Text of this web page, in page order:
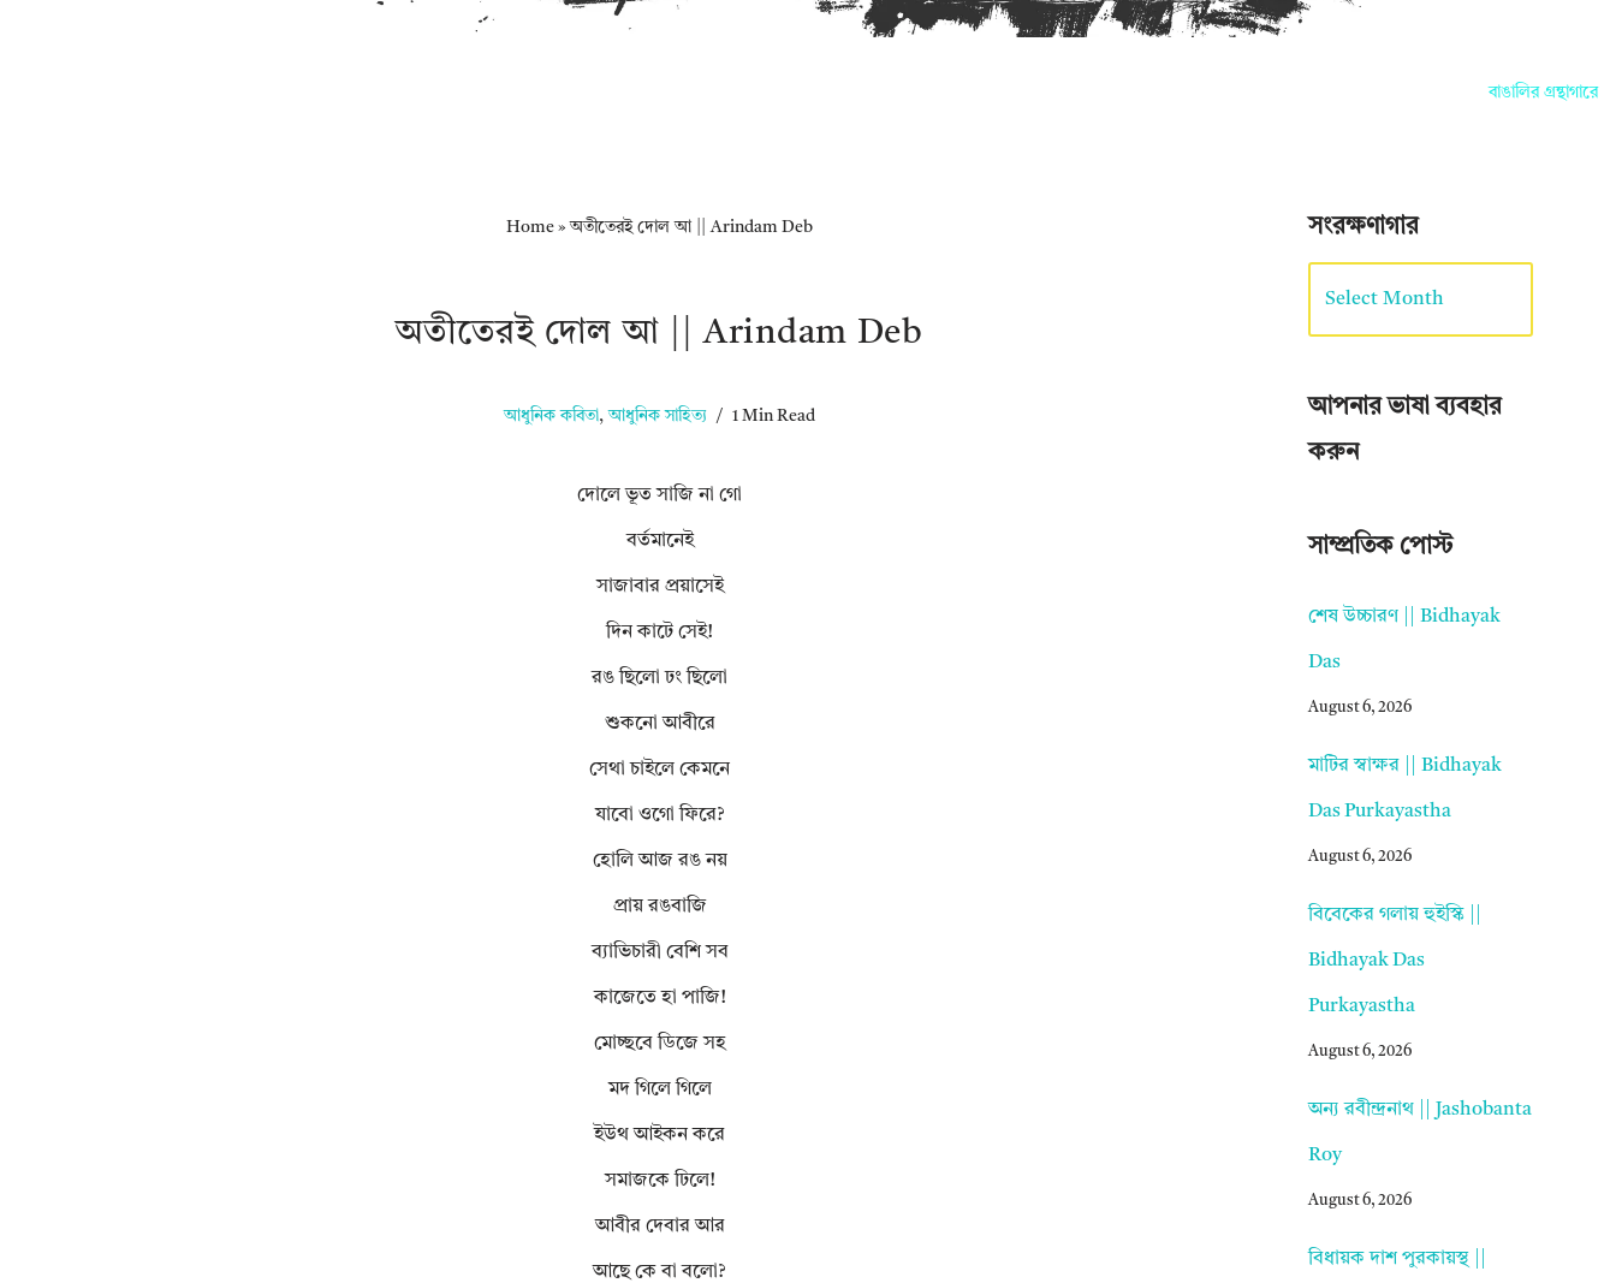
বাঙালির গ্রন্থাগারে
Home »অতীতেরই দোল আ || Arindam Deb
অতীতেরই দোল আ || Arindam Deb
আধুনিক কবিতা,আধুনিক সাহিত্য 1 Min Read
দোলে ভূত সাজি না গো
বর্তমানেই
সাজাবার প্রয়াসেই
দিন কাটে সেই!
রঙ ছিলো ঢং ছিলো
শুকনো আবীরে
সেথা চাইলে কেমনে
যাবো ওগো ফিরে?
হোলি আজ রঙ নয়
প্রায় রঙবাজি
ব্যাভিচারী বেশি সব
কাজেতে হা পাজি!
মোচ্ছবে ডিজে সহ
মদ গিলে গিলে
ইউথ আইকন করে
সমাজকে ঢিলে!
আবীর দেবার আর
আছে কে বা বলো?
সংরক্ষণাগার
আপনার ভাষা ব্যবহার
করুন
সাম্প্রতিক পোস্ট
শেষ উচ্চারণ || Bidhayak
Das
August 6, 2026
মাটির স্বাক্ষর || Bidhayak
Das Purkayastha
August 6, 2026
বিবেকের গলায় হুইস্কি ||
Bidhayak Das
Purkayastha
August 6, 2026
অন্য রবীন্দ্রনাথ || Jashobanta
Roy
August 6, 2026
বিধায়ক দাশ পুরকায়স্থ ||